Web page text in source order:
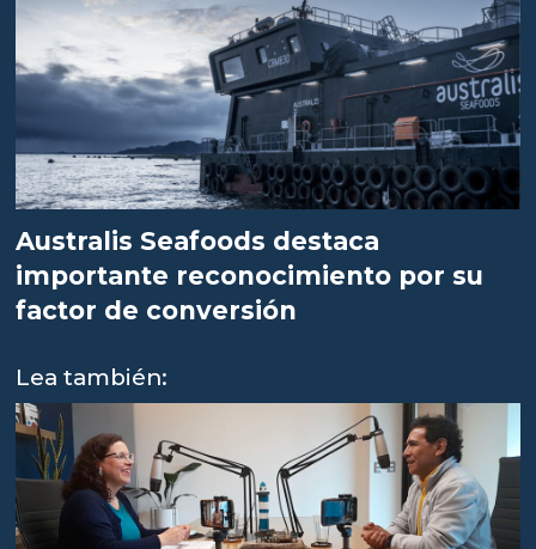
Australis Seafoods destaca
importante reconocimiento por su
factor de conversión
Lea también: